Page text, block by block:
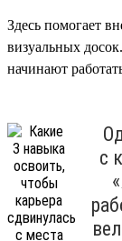
Здесь помогает
визуальных
начинают
с